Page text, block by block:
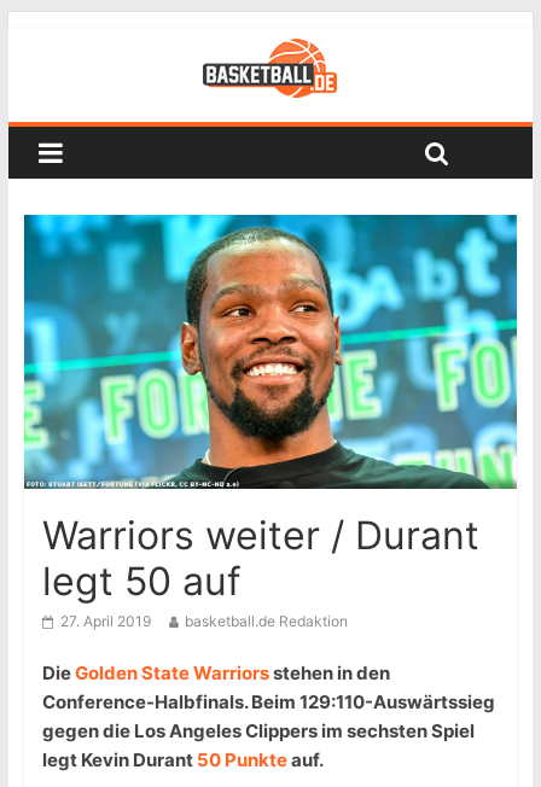
Warriors weiter / Durant
legt 50 auf
27. April 2019 basketball.de Redaktion
DieGolden State Warriorsstehen in den
Conference-Halbfinals. Beim 129:110-Auswärtssieg
gegen die Los Angeles Clippers im sechsten Spiel
legt Kevin Durant 50 Punkteauf.